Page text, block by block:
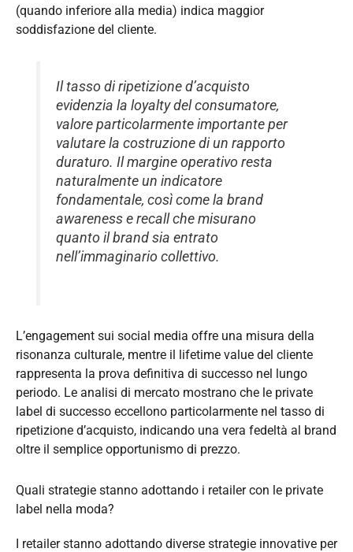
(quando inferiore alla media) indica maggior
soddisfazione del cliente.
Il tasso di ripetizione d’acquisto
evidenzia la loyalty del consumatore,
valore particolarmente importante per
valutare la costruzione di un rapporto
duraturo. Il margine operativo resta
naturalmente un indicatore
fondamentale, così come la brand
awareness e recall che misurano
quanto il brand sia entrato
nell’immaginario collettivo.
L’engagement sui social media offre una misura della
risonanza culturale, mentre il lifetime value del cliente
rappresenta la prova definitiva di successo nel lungo
periodo. Le analisi di mercato mostrano che le private
label di successo eccellono particolarmente nel tasso di
ripetizione d’acquisto, indicando una vera fedeltà al brand
oltre il semplice opportunismo di prezzo.
Quali strategie stanno adottando i retailer con le private
label nella moda?
I retailer stanno adottando diverse strategie innovative per